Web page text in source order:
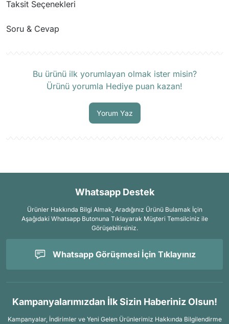
Taksit Seçenekleri
Soru & Cevap
Bu ürünü ilk yorumlayan olmak ister misin?
Ürünü yorumla Hediye puan kazan!
Yorum Yaz
Whatsapp Destek
Ürünler Hakkında Bilgi Almak, Aradığınız Ürünü Bulamak İçin
Aşağıdaki Whatsapp Butonuna Tıklayarak Müşteri Temsilciniz ile
Görüşebilirsiniz.
Whatsapp Görüşmesi İçin Tıklayınız
Kampanyalarımızdan İlk Sizin Haberiniz Olsun!
Kampanyalar, İndirimler ve Yeni Gelen Ürünlerimiz Hakkında Bilgilendirme